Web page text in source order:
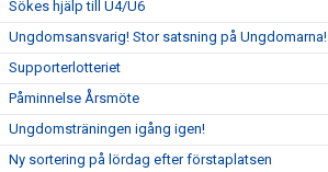
Sökes hjälp till U4/U6
Ungdomsansvarig! Stor satsning på Ungdomarna!
Supporterlotteriet
Påminnelse Årsmöte
Ungdomsträningen igång igen!
Ny sortering på lördag efter förstaplatsen